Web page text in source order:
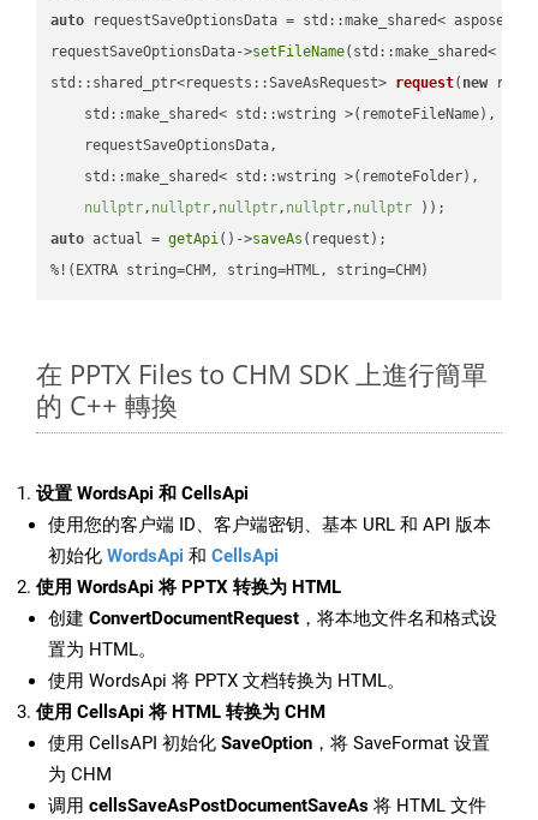
auto requestSaveOptionsData = std::make_shared<
requestSaveOptionsData->setFileName(std::make_shared<
std::shared_ptr<requests::SaveAsRequest> request( new
    std::make_shared< std::wstring >(remoteFileName),
    requestSaveOptionsData,
    std::make_shared< std::wstring >(remoteFolder),
nullptr, nullptr, nullptr, nullptr, nullptr ))
auto actual = getApi()->saveAs (request);
%!(EXTRA string=CHM, string=HTML, string=CHM)
在 PPTX Files to CHM SDK 上進行簡單
的 C++ 轉換
设置 WordsApi 和 CellsApi
使用您的客户端 ID、客户端密钥、基本 URL 和 API 版本
初始化 WordsApi 和 CellsApi
使用 WordsApi 将 PPTX 转换为 HTML
创建 ConvertDocumentRequest ，将本地文件名和格式设
置为 HTML。
使用 WordsApi 将 PPTX 文档转换为 HTML。
使用 CellsApi 将 HTML 转换为 CHM
使用 CellsAPI 初始化 SaveOption ，将 SaveFormat 设置
为 CHM
调用 cellsSaveAsPostDocumentSaveAs 将 HTML 文件